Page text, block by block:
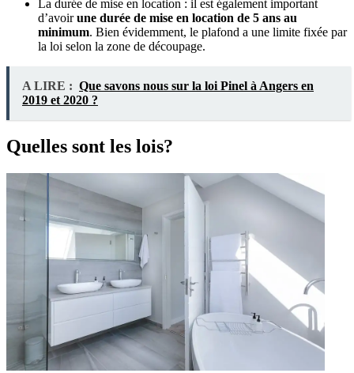
La durée de mise en location : il est également important
d’avoirune durée de mise en location de 5 ans au
minimum. Bien évidemment, le plafond a une limite fixée par
la loi selon la zone de découpage.
A LIRE : Que savons nous sur la loi Pinel à Angers en
2019 et 2020 ?
Quelles sont les lois?